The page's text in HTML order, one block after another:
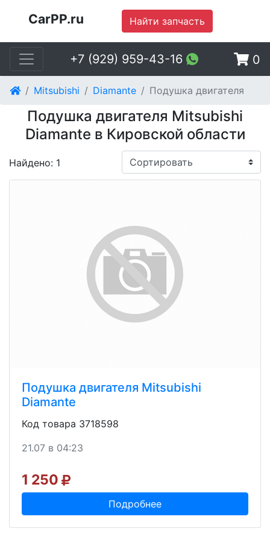
CarPP.ru Найти запчасть
+7 (929) 959-43-16 0
Mitsubishi Diamante Подушка двигателя
Подушка двигателя Mitsubishi
Diamante в Кировской области
Найдено: 1
Подушка двигателя Mitsubishi
Diamante
Код товара 3718598
21.07 в 04:23
1 250
Подробнее